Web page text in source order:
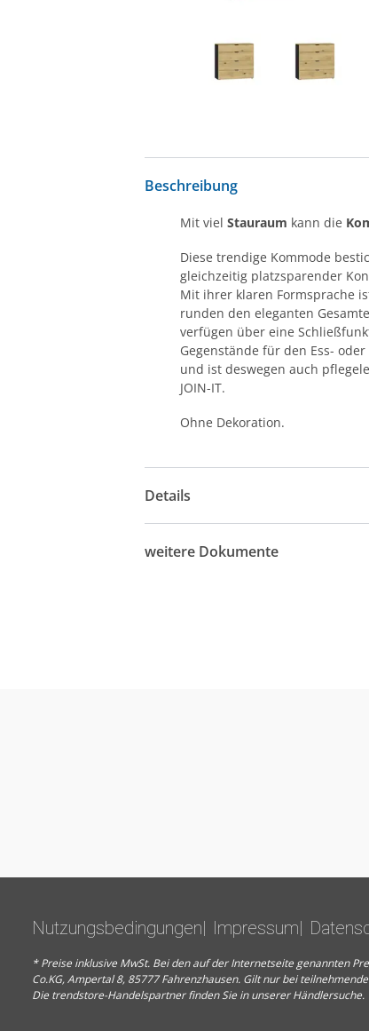
Beschreibung
Mit vielStauraum kann die
Diese trendige Kommode
gleichzeitig platzsparender
Mit ihrer klaren Formsprache
runden den eleganten
verfügen über eine
Gegenstände für den Ess-
und ist deswegen auch
JOIN-IT.
Ohne Dekoration.
Details
weitere Dokumente
Nutzungsbedingungen Impressum
* Preise inklusive MwSt. Bei den auf der Internetseite genannten
Co.KG, Ampertal 8, 85777 Fahrenzhausen. Gilt nur bei
Die trendstore-Handelspartner finden Sie in unsererHändlersuche.